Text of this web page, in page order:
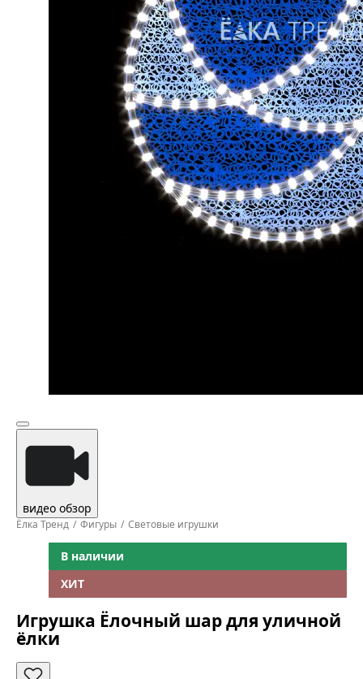
видео обзор
Ёлка Тренд Фигуры Световые игрушки
В наличии
ХИТ
Игрушка Ёлочный шар для уличной
ёлки